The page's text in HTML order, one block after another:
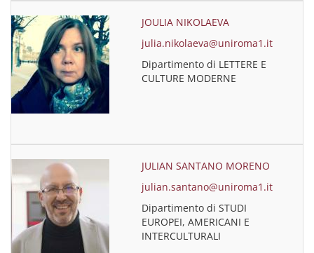
JOULIA NIKOLAEVA
julia.nikolaeva@uniroma1.it
Dipartimento di LETTERE E
CULTURE MODERNE
JULIAN SANTANO MORENO
julian.santano@uniroma1.it
Dipartimento di STUDI
EUROPEI, AMERICANI E
INTERCULTURALI